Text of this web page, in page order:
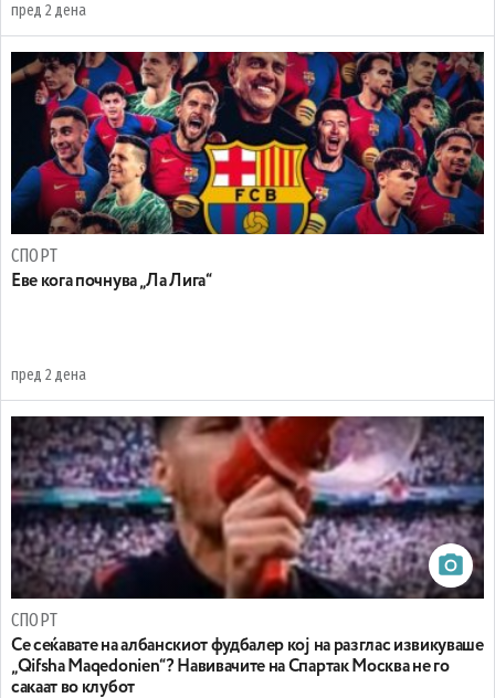
пред 2 дена
СПОРТ
Еве кога почнува „Ла Лига“
пред 2 дена
СПОРТ
Се сеќавате на албанскиот фудбалер кој на разглас извикуваше
„Qifsha Maqedonien“? Навивачите на Спартак Москва не го
сакаат во клубот